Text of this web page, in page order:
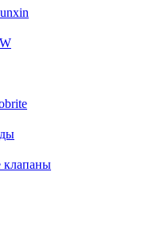
клапаны